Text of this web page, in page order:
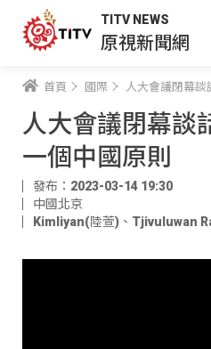
TITV NEWS
原視新聞網
首頁 國際 人大會議閉幕談
人大會議閉幕談
一個中國原則
發布：2023-03-14 19:30
中國北京
Kimliyan(陸萱) 、 Tjivuluwan